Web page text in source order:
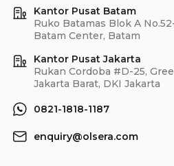
Kantor Pusat Batam
Ruko Batamas Blok A
Batam Center, Batam
Kantor Pusat Jakarta
Rukan Cordoba #D-25,
Jakarta Barat, DKI Jakarta
0821-1818-1187
enquiry@olsera.com